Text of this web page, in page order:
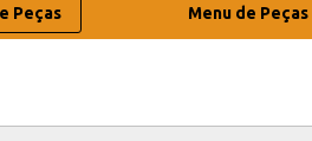
Peças Menu de Peças